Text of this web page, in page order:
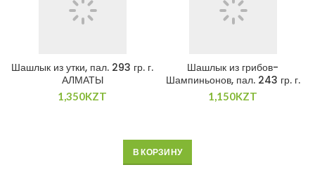
Шашлык из утки, пал. 293 гр. г.
АЛМАТЫ
1,350KZT
В КОРЗИНУ
Шашлык из грибов-
Шампиньонов, пал. 243 гр. г.
АЛМАТЫ
1,150KZT
В КОРЗИНУ